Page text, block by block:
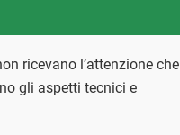
ricevano l’attenzione che
gli aspetti tecnici e